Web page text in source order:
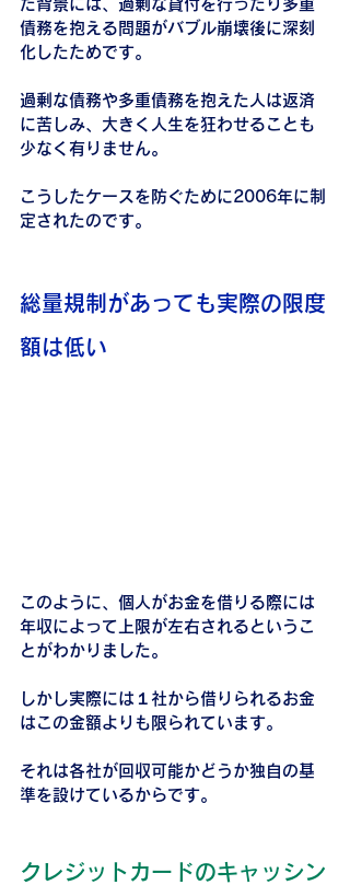
た背景には、過剰な貸付を行ったり多重
債務を抱える問題がバブル崩壊後に深刻
化したためです。
過剰な債務や多重債務を抱えた人は返済
に苦しみ、大きく人生を狂わせることも
少なく有りません。
こうしたケースを防ぐために2006年に制
定されたのです。
総量規制があっても実際の限度
額は低い
このように、個人がお金を借りる際には
年収によって上限が左右されるというこ
とがわかりました。
しかし実際には１社から借りられるお金
はこの金額よりも限られています。
それは各社が回収可能かどうか独自の基
準を設けているからです。
クレジットカードのキャッシン